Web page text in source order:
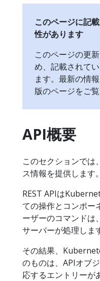
このページに記
性があります
このページの更
め、記載されて
ます。最新の情
版のページをご
API概要
このセクションで
ス情報を提供します。
REST APIは
ての操作とコンポー
ーザーのコマンドは
サーバーが処理しま
その結果、
のものは、APIオブ
応するエントリーが